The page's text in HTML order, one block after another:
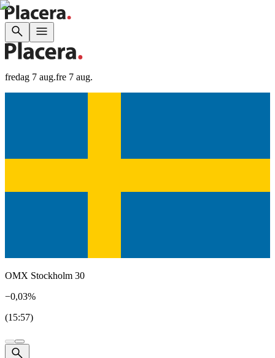
fredag 7 aug.fre 7 aug.
OMX Stockholm 30
−0,03%
(15:57)